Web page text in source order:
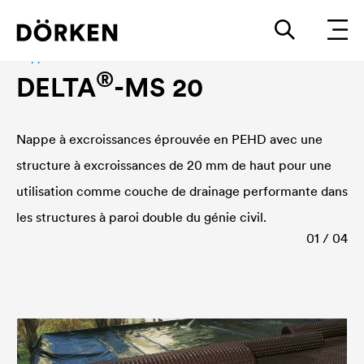
DELTA®-MS 20
Nappe à excroissances éprouvée en PEHD avec une
structure à excroissances de 20 mm de haut pour une
utilisation comme couche de drainage performante dans
les structures à paroi double du génie civil.
01 / 04